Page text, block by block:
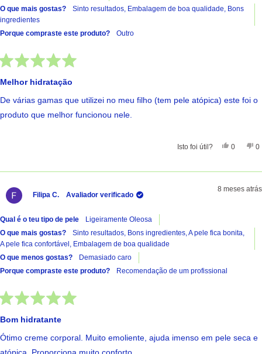
O que mais gostas?
Sinto resultados, Embalagem de boa qualidade, Bons
ingredientes
Porque compraste este produto?
Outro
Melhor hidratação
De várias gamas que utilizei no meu filho (tem pele atópica) este foi o
produto que melhor funcionou nele.
Isto foi útil? Sim,
0 0
Filipa C. Avaliador verificado
8 meses atrás
Qual é o teu tipo de pele
Ligeiramente Oleosa
O que mais gostas?
Sinto resultados, Bons ingredientes, A pele fica bonita,
A pele fica confortável, Embalagem de boa qualidade
O que menos gostas?
Demasiado caro
Porque compraste este produto?
Recomendação de um profissional
Bom hidratante
Ótimo creme corporal. Muito emoliente, ajuda imenso em pele seca e
atópica. Proporciona muito conforto.